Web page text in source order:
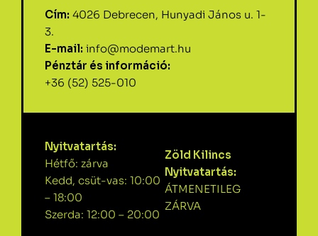
Cím: 4026 Debrecen, Hunyadi János u. 1-
3.
E-mail: info@modemart.hu
Pénztár és információ:
+36 (52) 525-010
Nyitvatartás:
Hétfő: zárva
Kedd, csüt-vas: 10:00
– 18:00
Szerda: 12:00 – 20:00
Zöld Kilincs
Nyitvatartás:
ÁTMENETILEG
ZÁRVA